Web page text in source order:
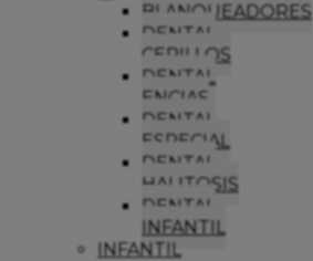
BLANQUEADORES
DENTAL
CEPILLOS
DENTAL
ENCIAS
DENTAL
ESPECIAL
DENTAL
HALITOSIS
DENTAL
INFANTIL
INFANTIL